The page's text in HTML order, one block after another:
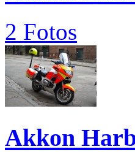
2 Fotos
Akkon